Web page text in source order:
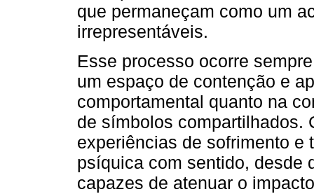
que permaneçam como um
irrepresentáveis.
Esse processo ocorre
um espaço de contenção e
comportamental quanto na
de símbolos compartilhados.
experiências de sofrimento e
psíquica com sentido, desde
capazes de atenuar o